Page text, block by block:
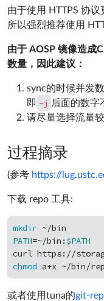
由于使用 HTTPS 协
所以强烈推荐使用
由于 AOSP 镜像造成
数量，因此建议：
sync的时候并发
即 -j 后面的数字
请尽量选择流量
过程摘录
(参考 https://
下载 repo 工具:
mkdir
PATH=~/bin: $PATH
curl https://
chmod
或者使用tuna的git-